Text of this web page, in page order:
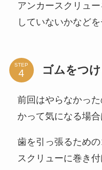
アンカースクリュ
していないかなど
STEP ゴムをつ
前回はやらなかっ
かって気になる場
歯を引っ張るため
スクリューに巻き